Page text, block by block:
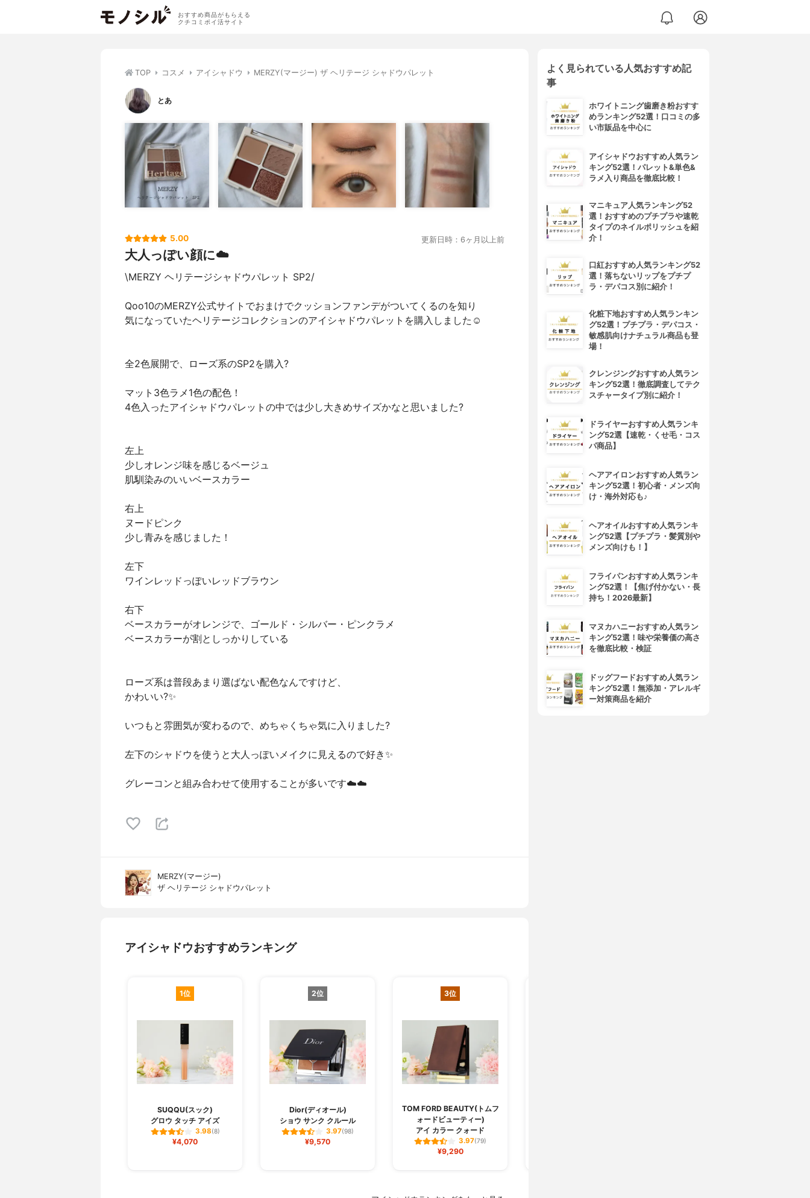
おすすめ商品がもらえる
クチコミポイ活サイト
TOP コスメ アイシャドウ MERZY(マージー) ザ ヘリテージ シャドウパレット
とあ
5.00 更新日時：6ヶ月以上前
大人っぽい顔に☁️
\MERZY ヘリテージシャドウパレット SP2/
Qoo10のMERZY公式サイトでおまけでクッションファンデがついてくるのを知り
気になっていたヘリテージコレクションのアイシャドウパレットを購入しました☺️
全2色展開で、ローズ系のSP2を購入?
マット3色ラメ1色の配色！
4色入ったアイシャドウパレットの中では少し大きめサイズかなと思いました?
左上
少しオレンジ味を感じるベージュ
肌馴染みのいいベースカラー
右上
ヌードピンク
少し青みを感じました！
左下
ワインレッドっぽいレッドブラウン
右下
ベースカラーがオレンジで、ゴールド・シルバー・ピンクラメ
ベースカラーが割としっかりしている
ローズ系は普段あまり選ばない配色なんですけど、
かわいい?✨
いつもと雰囲気が変わるので、めちゃくちゃ気に入りました?
左下のシャドウを使うと大人っぽいメイクに見えるので好き✨
グレーコンと組み合わせて使用することが多いです☁️☁️
MERZY(マージー)
ザ ヘリテージ シャドウパレット
アイシャドウおすすめランキング
1位
SUQQU(スック)
グロウ タッチ アイズ
3.98(8)
¥4,070
2位
Dior(ディオール)
ショウ サンク クルール
3.97(98)
¥9,570
3位
TOM FORD BEAUTY(トムフ
ォードビューティー)
アイ カラー クォード
3.97(79)
¥9,290
よく見られている人気おすすめ記
事
ホワイトニング歯磨き粉おすす
めランキング52選！口コミの多
い市販品を中心に
アイシャドウおすすめ人気ラン
キング52選！パレット&単色&
ラメ入り商品を徹底比較！
マニキュア人気ランキング52
選！おすすめのプチプラや速乾
タイプのネイルポリッシュを紹
介！
口紅おすすめ人気ランキング52
選！落ちないリップをプチプ
ラ・デパコス別に紹介！
化粧下地おすすめ人気ランキン
グ52選！プチプラ・デパコス・
敏感肌向けナチュラル商品も登
場！
クレンジングおすすめ人気ラン
キング52選！徹底調査してテク
スチャータイプ別に紹介！
ドライヤーおすすめ人気ランキ
ング52選【速乾・くせ毛・コス
パ商品】
ヘアアイロンおすすめ人気ラン
キング52選！初心者・メンズ向
け・海外対応も♪
ヘアオイルおすすめ人気ランキ
ング52選【プチプラ・髪質別や
メンズ向けも！】
フライパンおすすめ人気ランキ
ング52選！【焦げ付かない・長
持ち！2026最新】
マヌカハニーおすすめ人気ラン
キング52選！味や栄養価の高さ
を徹底比較・検証
ドッグフードおすすめ人気ラン
キング52選！無添加・アレルギ
ー対策商品を紹介